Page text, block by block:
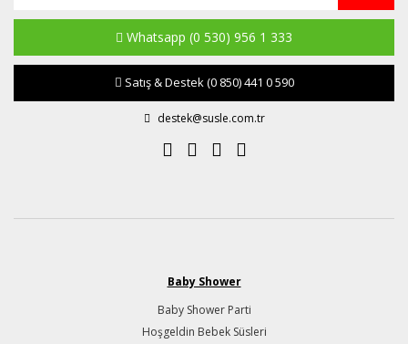
Whatsapp (0 530) 956 1 333
Satış & Destek(0 850) 441 0 590
destek@susle.com.tr
Baby Shower
Baby Shower Parti
Hoşgeldin Bebek Süsleri